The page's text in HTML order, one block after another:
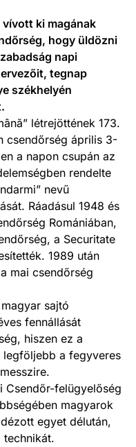
ki magának
hogy üldözni
napi
tegnap
székhelyén
létrejöttének 173.
csendőrség április 3-
a napon csupán az
rendelte
nevű
Ráadásul 1948 és
Romániában,
a Securitate
1989 után
mai csendőrség
sajtó
fennállását
hiszen ez a
a fegyveres
Csendőr-felügyelőség
magyarok
egyet délután,
technikát.